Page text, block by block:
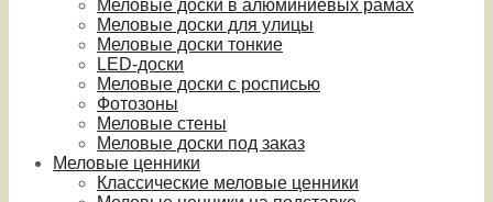
Меловые доски в алюминиевых рамах
Меловые доски для улицы
Меловые доски тонкие
LED-доски
Меловые доски с росписью
Фотозоны
Меловые стены
Меловые доски под заказ
Меловые ценники
Классические меловые ценники